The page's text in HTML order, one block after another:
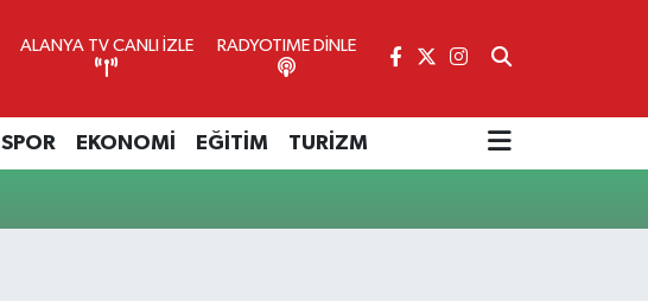
ALANYA TV CANLI İZLE RADYOTIME DİNLE
SPOR EKONOMİ EĞİTİM TURİZM